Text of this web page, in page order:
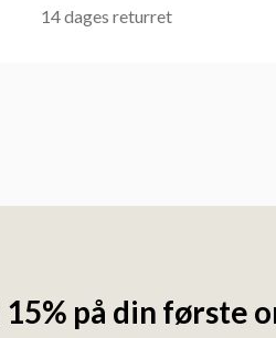
14 dages returret
på din første